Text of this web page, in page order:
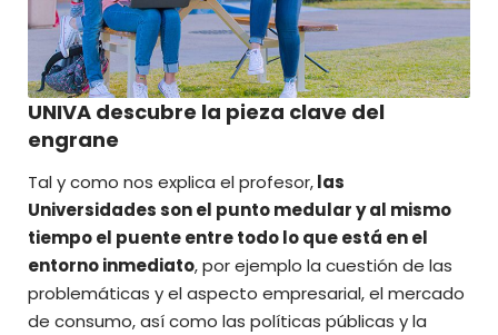
UNIVA descubre la pieza clave del
engrane
Tal y como nos explica el profesor,las
Universidades son el punto medular y al mismo
tiempo el puente entre todo lo que está en el
entorno inmediato, por ejemplo la cuestión de las
problemáticas y el aspecto empresarial, el mercado
de consumo, así como las políticas públicas y la